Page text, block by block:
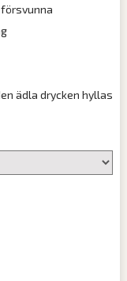
ädla drycken hyllas